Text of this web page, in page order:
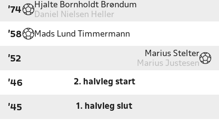
'74
Hjalte Bornholdt Brøndum
Daniel Nielsen Heller
'58 Mads Lund Timmermann
'52
Marius Stelter
Marius Justesen
'46 2. halvleg start
'45 1. halvleg slut